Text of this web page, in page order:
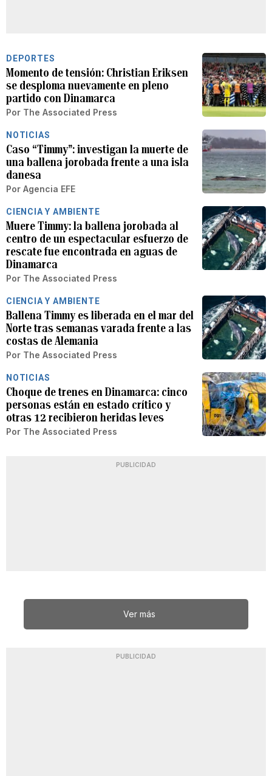
DEPORTES
Momento de tensión: Christian Eriksen
se desploma nuevamente en pleno
partido con Dinamarca
Por The Associated Press
NOTICIAS
Caso “Timmy”: investigan la muerte de
una ballena jorobada frente a una isla
danesa
Por Agencia EFE
CIENCIA Y AMBIENTE
Muere Timmy: la ballena jorobada al
centro de un espectacular esfuerzo de
rescate fue encontrada en aguas de
Dinamarca
Por The Associated Press
CIENCIA Y AMBIENTE
Ballena Timmy es liberada en el mar del
Norte tras semanas varada frente a las
costas de Alemania
Por The Associated Press
NOTICIAS
Choque de trenes en Dinamarca: cinco
personas están en estado crítico y
otras 12 recibieron heridas leves
Por The Associated Press
PUBLICIDAD
Ver más
PUBLICIDAD